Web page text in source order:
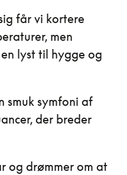
får vi kortere
men
lyst til hygge og
smuk symfoni af
der breder
og drømmer om at